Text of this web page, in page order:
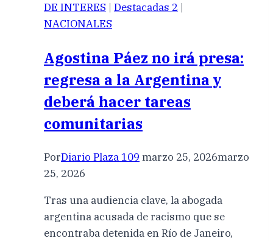
DE INTERES | Destacadas 2 |
NACIONALES
Agostina Páez no irá presa:
regresa a la Argentina y
deberá hacer tareas
comunitarias
PorDiario Plaza 109 marzo 25, 2026marzo
25, 2026
Tras una audiencia clave, la abogada
argentina acusada de racismo que se
encontraba detenida en Río de Janeiro,